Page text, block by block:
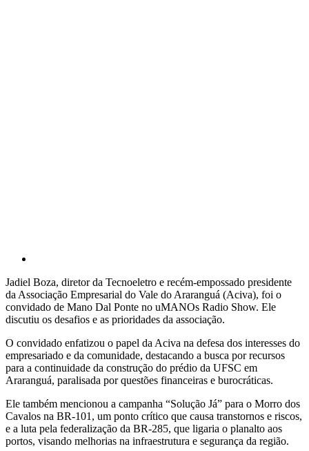
Jadiel Boza, diretor da Tecnoeletro e recém-empossado presidente
da Associação Empresarial do Vale do Araranguá (Aciva), foi o
convidado de Mano Dal Ponte no uMANOs Radio Show. Ele
discutiu os desafios e as prioridades da associação.
O convidado enfatizou o papel da Aciva na defesa dos interesses do
empresariado e da comunidade, destacando a busca por recursos
para a continuidade da construção do prédio da UFSC em
Araranguá, paralisada por questões financeiras e burocráticas.
Ele também mencionou a campanha “Solução Já” para o Morro dos
Cavalos na BR-101, um ponto crítico que causa transtornos e riscos,
e a luta pela federalização da BR-285, que ligaria o planalto aos
portos, visando melhorias na infraestrutura e segurança da região.